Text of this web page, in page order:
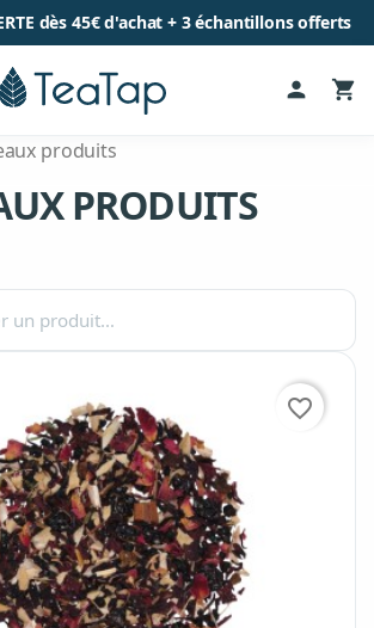
dès 45€ d'achat + 3 échantillons offerts
person shopping_cart
produits
PRODUITS
favorite_border